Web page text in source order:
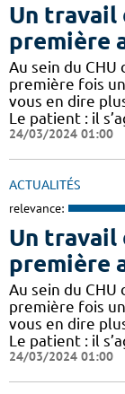
Un travail
première
Au sein du
première fois
vous en dire
Le patient : il
24/03/2024 01:00
ACTUALITÉS
relevance:
Un travail
première
Au sein du
première fois
vous en dire
Le patient : il
24/03/2024 01:00